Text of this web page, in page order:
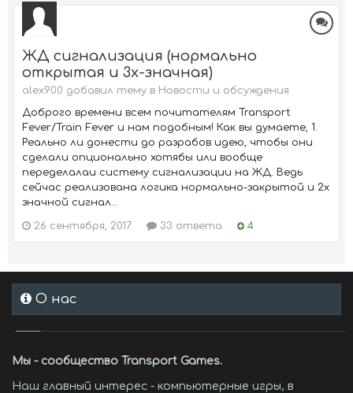
ЖД сигнализация (нормально
открытая и 3х-значная)
alex900 добавил тему в Новости и обсуждения
Доброго времени всем почитателям Transport
Fever/Train Fever и нам подобным! Как вы думаете, 1.
Реально ли донести до разрабов идею, чтобы они
сделали опционально хотябы или вообще
переделалаи систему сигнализации на ЖД. Ведь
сейчас реализована логика нормально-закрытой и 2х
значной сигнал...
26 сентября, 2017 33 ответа 4
О нас
Мы - сообщество Transport Games.
Наш главный интерес - компьютерные игры, в